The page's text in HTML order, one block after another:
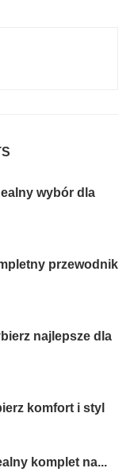
wybór dla
przewodnik
najlepsze dla
komfort i styl
komplet na...